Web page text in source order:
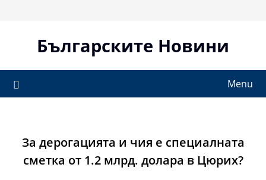
Българските Новини
Menu
За дерогацията и чия е специалната
сметка от 1.2 млрд. долара в Цюрих?